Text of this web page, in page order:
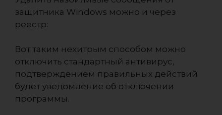
защитника Windows можно и через
реестр:
Вот таким нехитрым способом можно
отключить стандартный антивирус,
подтверждением правильных действий
будет уведомление об отключении
программы.